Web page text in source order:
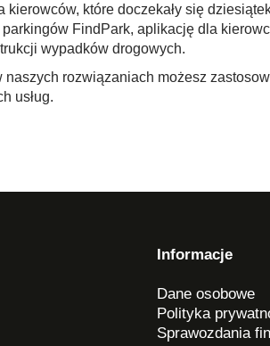
które doczekały się
FindPark, aplikację dla
wypadków drogowych.
rozwiązaniach możesz
usług.
Informacje
Dane osobowe
Polityka
Sprawozdania